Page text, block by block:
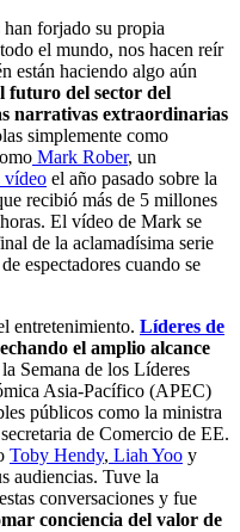
han forjado su propia
el mundo, nos hacen reír
están haciendo algo aún
futuro del sector del
narrativas extraordinarias
simplemente como
Mark Rober, un
vídeo el año pasado sobre la
recibió más de 5 millones
El vídeo de Mark se
de la aclamadísima serie
espectadores cuando se
entretenimiento. Líderes de
el amplio alcance
Semana de los Líderes
Asia-Pacífico (APEC)
públicos como la ministra
de Comercio de EE.
Toby Hendy, Liah Yoo y
audiencias. Tuve la
conversaciones y fue
conciencia del valor de